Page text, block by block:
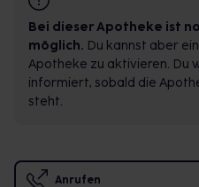
Bei dieser Apotheke ist
möglich. Du kannst aber
Apotheke zu aktivieren. Du
informiert, sobald die
steht.
Anrufen